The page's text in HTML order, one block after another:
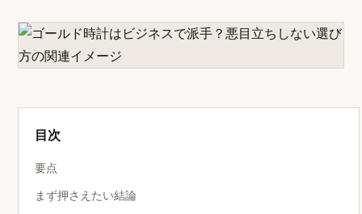
目次
要点
まず押さえたい結論